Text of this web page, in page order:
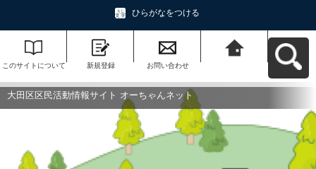
ひらがなをつける
このサイトについて 新規登録 お問い合わせ
ットへ戻る
大田区区民活動情報サイト オーちゃんネット